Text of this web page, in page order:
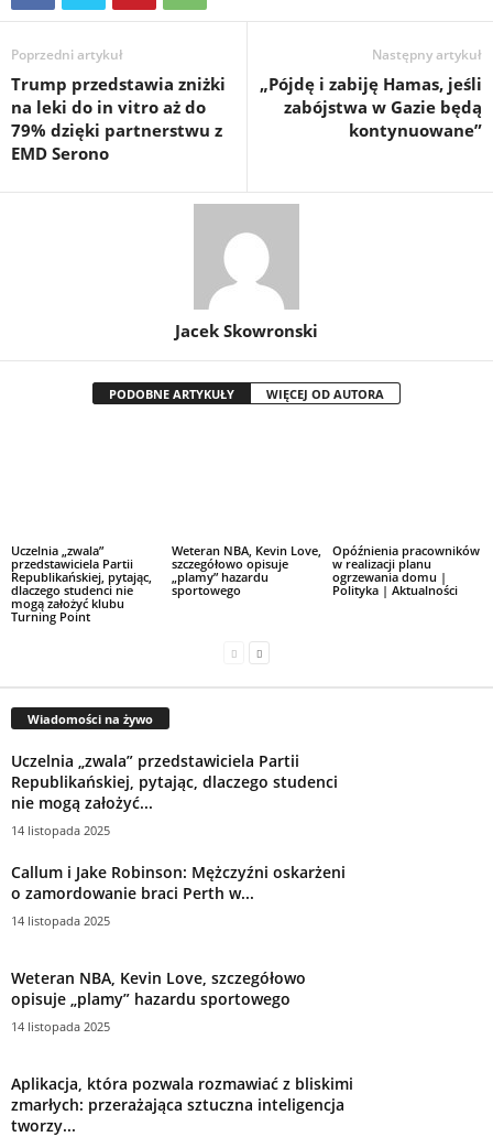
Poprzedni artykuł
Trump przedstawia zniżki
na leki do in vitro aż do
79% dzięki partnerstwu z
EMD Serono
Następny artykuł
„Pójdę i zabiję Hamas, jeśli
zabójstwa w Gazie będą
kontynuowane”
Jacek Skowronski
PODOBNE ARTYKUŁY WIĘCEJ OD AUTORA
Uczelnia „zwala”
przedstawiciela Partii
Republikańskiej, pytając,
dlaczego studenci nie
mogą założyć klubu
Turning Point
Weteran NBA, Kevin Love,
szczegółowo opisuje
„plamy” hazardu
sportowego
Opóźnienia pracowników
w realizacji planu
ogrzewania domu |
Polityka | Aktualności
Wiadomości na żywo
Uczelnia „zwala” przedstawiciela Partii
Republikańskiej, pytając, dlaczego studenci
nie mogą założyć...
14 listopada 2025
Callum i Jake Robinson: Mężczyźni oskarżeni
o zamordowanie braci Perth w...
14 listopada 2025
Weteran NBA, Kevin Love, szczegółowo
opisuje „plamy” hazardu sportowego
14 listopada 2025
Aplikacja, która pozwala rozmawiać z bliskimi
zmarłych: przerażająca sztuczna inteligencja
tworzy...